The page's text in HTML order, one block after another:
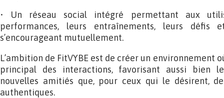
•⁠ ⁠Un réseau social intégré permettant aux
performances, leurs entraînements, leurs
s’encourageant mutuellement.
L’ambition de FitVYBE est de créer un environnement
principal des interactions, favorisant aussi bien
nouvelles amitiés que, pour ceux qui le désirent,
authentiques.